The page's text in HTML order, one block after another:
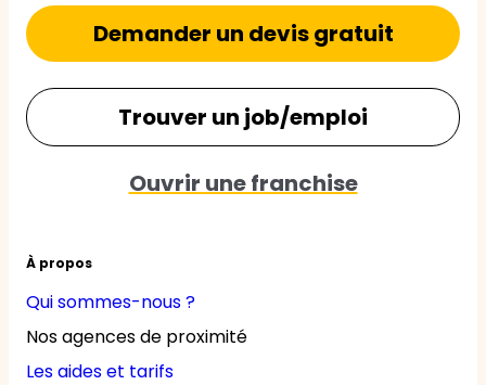
À propos
Qui sommes-nous ?
Nos agences de proximité
Les aides et tarifs
Demander un devis gratuit
Trouver un job/emploi
Ouvrir une franchise